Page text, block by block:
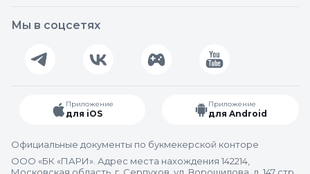
Мы в соцсетях
Приложение
для iOS
Приложение
для Android
Официальные документы по букмекерской конторе
ООО «БК «ПАРИ». Адрес места нахождения 142214,